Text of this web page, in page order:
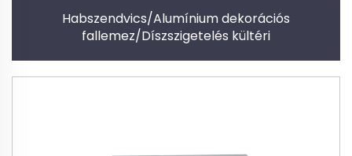
Habszendvics/Alumínium dekorációs
fallemez/Díszszigetelés kültéri